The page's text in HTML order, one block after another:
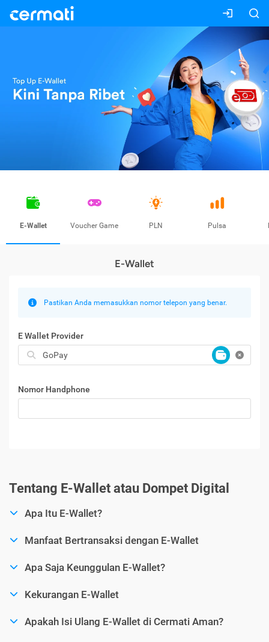
E-Wallet Voucher Game PLN Pulsa
E-Wallet
Pastikan Anda memasukkan nomor telepon yang benar.
E Wallet Provider
Nomor Handphone
Tentang E-Wallet atau Dompet Digital
Apa Itu E-Wallet?
Manfaat Bertransaksi dengan E-Wallet
Apa Saja Keunggulan E-Wallet?
Kekurangan E-Wallet
Apakah Isi Ulang E-Wallet di Cermati Aman?